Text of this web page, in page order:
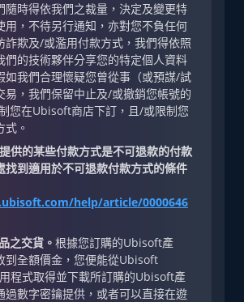
隨時得依我們之裁量，決定及變更特
用，不待另行通知，亦對您不負任何
詐欺及/或濫用付款方式，我們得依照
們的技術夥伴分享您的特定個人資料
如我們合理懷疑您曾從事（或預謀/試
易，我們保留中止及/或撤銷您帳號的
您在Ubisoft商店下訂，且/或限制您
。
供的某些付款方式是不可退款的付款
找到適用於不可退款付款方式的條件
help/article/0000646
之交貨。 根據您訂購的Ubisoft產
到全額價金，您便能從Ubisoft
程式取得並下載所訂購的Ubisoft產
過數字密鑰提供，或者可以直接在遊